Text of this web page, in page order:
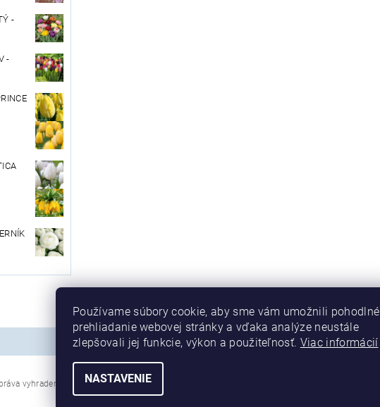
-
-
vyhradené Upraviť nastavenie cookies
Používame súbory cookie, aby sme vám umožnili pohodlné
prehliadanie webovej stránky a vďaka analýze neustále
zlepšovali jej funkcie, výkon a použiteľnosť. Viac informácií
NASTAVENIE